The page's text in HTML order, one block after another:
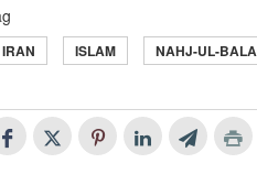
IRAN ISLAM NAHJ-UL-